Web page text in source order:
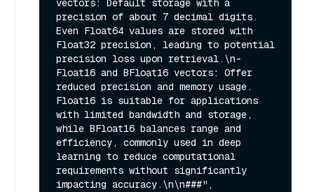
vectors: Default storage with a
precision of about 7 decimal digits.
Even Float64 values are stored with
Float32 precision, leading to potential
precision loss upon retrieval.\n-
Float16 and BFloat16 vectors: Offer
reduced precision and memory usage.
Float16 is suitable for applications
with limited bandwidth and storage,
while BFloat16 balances range and
efficiency, commonly used in deep
learning to reduce computational
requirements without significantly
impacting accuracy.\n\n###",